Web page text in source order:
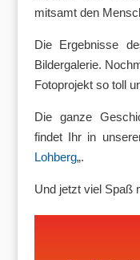
mitsamt den
Die Ergebnisse
Bildergalerie.
Fotoprojekt so toll
Die ganze
findet Ihr in
Lohberg„.
Und jetzt viel Spaß